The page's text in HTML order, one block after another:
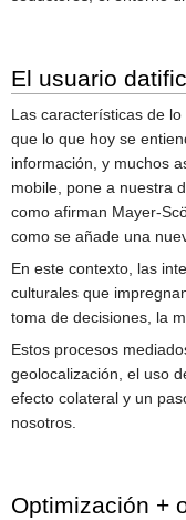
El usuario
Las características de
que lo que hoy se
información, y muchos
mobile, pone a nuestra
como afirman Mayer-
como se añade una
En este contexto, las
culturales que
toma de decisiones, la
Estos procesos
geolocalización, el uso
efecto colateral y un
nosotros.
Optimización +